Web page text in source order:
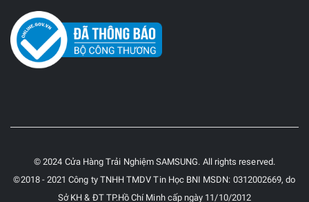
© 2024 Cửa Hàng Trải Nghiệm SAMSUNG. All rights reserved.
©2018 - 2021 Công ty TNHH TMDV Tin Học BNI MSDN: 0312002669, do
Sở KH & ĐT TP.Hồ Chí Minh cấp ngày 11/10/2012